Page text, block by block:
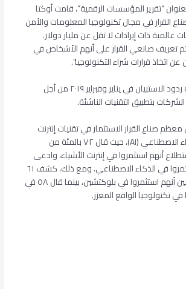
“تقرير المؤسسات الرقمية”، قامت أوكتا
١٠٥٠ من صناع القرار في مجال تكنولوجيا المعلومات والأمن
ذات إيرادات لا تقل عن مليار دولار.
تعريف صانعي القرار على أنهم الأشخاص في
اتخاذ قرارات شراء التكنولوجيا”.
وقد جمعت الشركة ردود الاستبيان في يناير وفبراير ٢٠١٩ من أجل
بتطبيق التقنيات الناشئة.
صناع القرار الاستثمار في تقنيات إنترنت
الأشياء (IoT) والذكاء الاصطناعي (AI)، حيث قال ٧٢ بالمئة من
أنهم استثمروا في إنترنت الأشياء، وادعى
٦٨ بالمئة أنهم استثمروا في الذكاء الاصطناعي. ومع ذلك، كشف ٦١
في المئة من المجيبين أنهم استثمروا في بلوكتشين، بينما قال ٥٨ في
في تكنولوجيا الواقع المعزز.